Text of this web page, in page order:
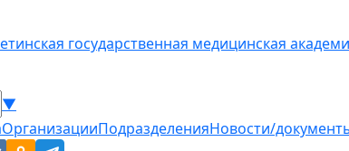
государственная медицинская
▼
ОрганизацииПодразделенияНовости/